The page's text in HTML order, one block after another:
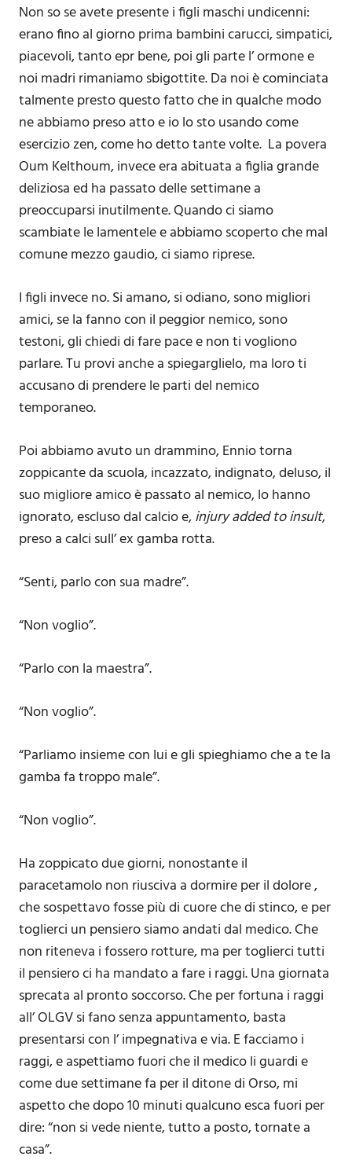
Non so se avete presente i figli maschi undicenni:
erano fino al giorno prima bambini carucci, simpatici,
piacevoli, tanto epr bene, poi gli parte l’ ormone e
noi madri rimaniamo sbigottite. Da noi è cominciata
talmente presto questo fatto che in qualche modo
ne abbiamo preso atto e io lo sto usando come
esercizio zen, come ho detto tante volte. La povera
Oum Kelthoum, invece era abituata a figlia grande
deliziosa ed ha passato delle settimane a
preoccuparsi inutilmente. Quando ci siamo
scambiate le lamentele e abbiamo scoperto che mal
comune mezzo gaudio, ci siamo riprese.
I figli invece no. Si amano, si odiano, sono migliori
amici, se la fanno con il peggior nemico, sono
testoni, gli chiedi di fare pace e non ti vogliono
parlare. Tu provi anche a spiegarglielo, ma loro ti
accusano di prendere le parti del nemico
temporaneo.
Poi abbiamo avuto un drammino, Ennio torna
zoppicante da scuola, incazzato, indignato, deluso, il
suo migliore amico è passato al nemico, lo hanno
ignorato, escluso dal calcio e,injury added to insult,
preso a calci sull’ ex gamba rotta.
“Senti, parlo con sua madre”.
“Non voglio”.
“Parlo con la maestra”.
“Non voglio”.
“Parliamo insieme con lui e gli spieghiamo che a te la
gamba fa troppo male”.
“Non voglio”.
Ha zoppicato due giorni, nonostante il
paracetamolo non riusciva a dormire per il dolore ,
che sospettavo fosse più di cuore che di stinco, e per
toglierci un pensiero siamo andati dal medico. Che
non riteneva i fossero rotture, ma per toglierci tutti
il pensiero ci ha mandato a fare i raggi. Una giornata
sprecata al pronto soccorso. Che per fortuna i raggi
all’ OLGV si fano senza appuntamento, basta
presentarsi con l’ impegnativa e via. E facciamo i
raggi, e aspettiamo fuori che il medico li guardi e
come due settimane fa per il ditone di Orso, mi
aspetto che dopo 10 minuti qualcuno esca fuori per
dire: “non si vede niente, tutto a posto, tornate a
casa”.